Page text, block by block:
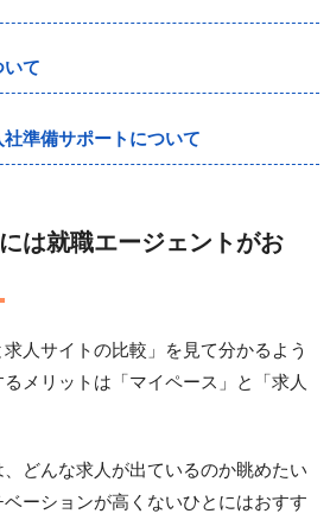
いて
準備サポートについて
は就職エージェントがお
求人サイトの比較」を見て分かるよう
メリットは「マイペース」と「求人
どんな求人が出ているのか眺めたい
ーションが高くないひとにはおすす